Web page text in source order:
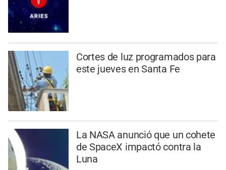
Cortes de luz programados para
este jueves en Santa Fe
La NASA anunció que un cohete
de SpaceX impactó contra la
Luna